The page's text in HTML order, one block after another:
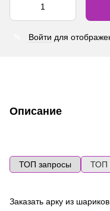
Войти для
Описание
ТОП запросы ТОП
Заказать арку из шариков